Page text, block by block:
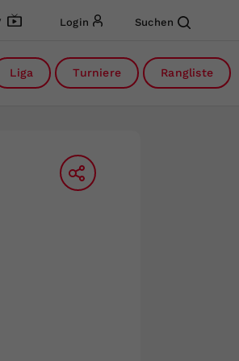
Login Suchen
Liga Turniere Rangliste